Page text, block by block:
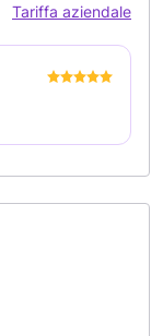
Tariffa aziendale